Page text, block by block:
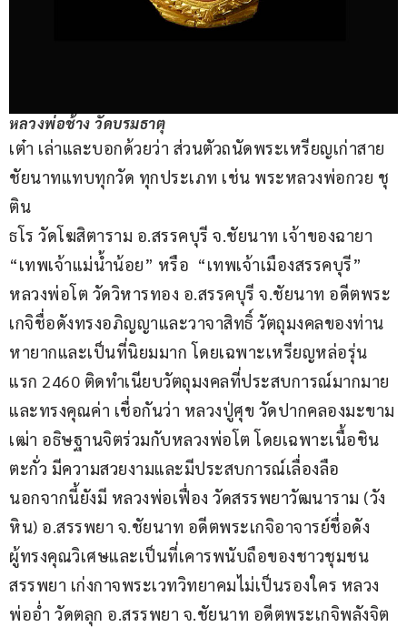
หลวงพ่อช้าง วัดบรมธาตุ
เต๋า เล่าและบอกด้วยว่า ส่วนตัวถนัดพระเหรียญเก่าสาย
ชัยนาทแทบทุกวัด ทุกประเภท เช่น พระหลวงพ่อกวย ชุ
ติน
ธโร วัดโฆสิตาราม อ.สรรคบุรี จ.ชัยนาท เจ้าของฉายา
“เทพเจ้าแม่น้ำน้อย” หรือ  “เทพเจ้าเมืองสรรคบุรี”
หลวงพ่อโต วัดวิหารทอง อ.สรรคบุรี จ.ชัยนาท อดีตพระ
เกจิชื่อดังทรงอภิญญาและวาจาสิทธิ์ วัตถุมงคลของท่าน
หายากและเป็นที่นิยมมาก โดยเฉพาะเหรียญหล่อรุ่น
แรก 2460 ติดทำเนียบวัตถุมงคลที่ประสบการณ์มากมาย
และทรงคุณค่า เชื่อกันว่า หลวงปู่ศุข วัดปากคลองมะขาม
เฒ่า อธิษฐานจิตร่วมกับหลวงพ่อโต โดยเฉพาะเนื้อชิน
ตะกั่ว มีความสวยงามและมีประสบการณ์เลื่องลือ
นอกจากนี้ยังมี หลวงพ่อเฟื่อง วัดสรรพยาวัฒนาราม (วัง
หิน) อ.สรรพยา จ.ชัยนาท อดีตพระเกจิอาจารย์ชื่อดัง
ผู้ทรงคุณวิเศษและเป็นที่เคารพนับถือของชาวชุมชน
สรรพยา เก่งกาจพระเวทวิทยาคมไม่เป็นรองใคร หลวง
พ่ออ่ำ วัดตลุก อ.สรรพยา จ.ชัยนาท อดีตพระเกจิพลังจิต